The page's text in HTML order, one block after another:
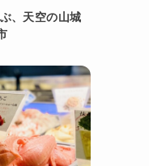
、天空の山城